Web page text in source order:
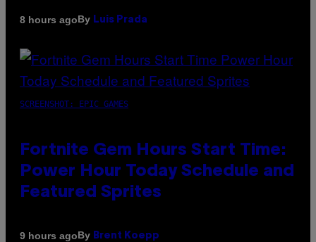
8 hours agoBy Luis Prada
SCREENSHOT: EPIC GAMES
Fortnite Gem Hours Start Time:
Power Hour Today Schedule and
Featured Sprites
9 hours agoBy Brent Koepp